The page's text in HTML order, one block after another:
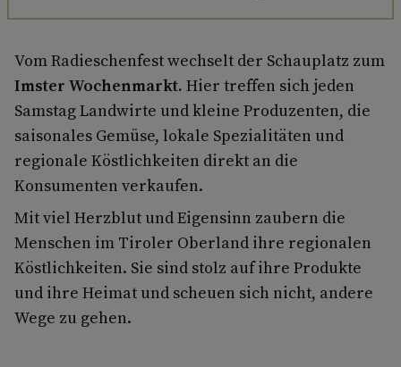
Vom Radieschenfest wechselt der Schauplatz zum
Imster Wochenmarkt. Hier treffen sich jeden
Samstag Landwirte und kleine Produzenten, die
saisonales Gemüse, lokale Spezialitäten und
regionale Köstlichkeiten direkt an die
Konsumenten verkaufen.
Mit viel Herzblut und Eigensinn zaubern die
Menschen im Tiroler Oberland ihre regionalen
Köstlichkeiten. Sie sind stolz auf ihre Produkte
und ihre Heimat und scheuen sich nicht, andere
Wege zu gehen.